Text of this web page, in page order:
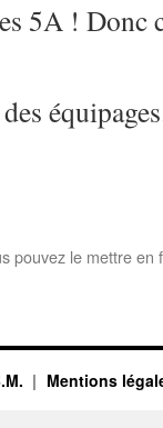
5A !
pouvez le mettre
Mentions